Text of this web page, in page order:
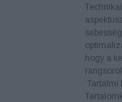
hogy a
Tartalmi